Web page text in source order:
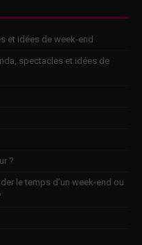
et idées de week-end
spectacles et idées de
?
le temps d’un week-end ou